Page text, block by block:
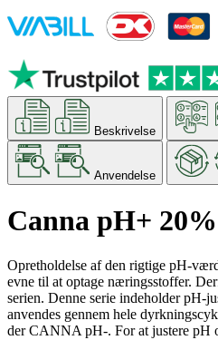
Beskrivelse
Anvendelse
Canna pH+
Opretholdelse af den rigtige pH-
evne til at optage næringsstoffer.
serien. Denne serie indeholder pH-
anvendes gennem hele
der CANNA pH-. For at justere pH